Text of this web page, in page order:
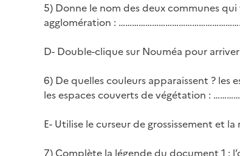
5) Donne le nom des deux communes
agglomération :
D- Double-clique sur Nouméa pour
6) De quelles couleurs apparaissent ? les
les espaces couverts de végétation :
E- Utilise le curseur de grossissement et
7) Complète la légende du document 1 :